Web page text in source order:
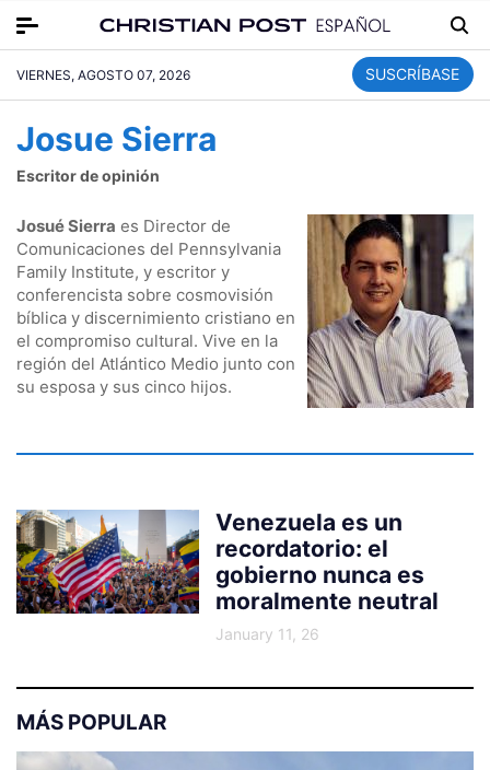
VIERNES, AGOSTO 07, 2026 SUSCRÍBASE
Josue Sierra
Escritor de opinión
Josué Sierra es Director de
Comunicaciones del Pennsylvania
Family Institute, y escritor y
conferencista sobre cosmovisión
bíblica y discernimiento cristiano en
el compromiso cultural. Vive en la
región del Atlántico Medio junto con
su esposa y sus cinco hijos.
Venezuela es un
recordatorio: el
gobierno nunca es
moralmente neutral
January 11, 26
MÁS POPULAR